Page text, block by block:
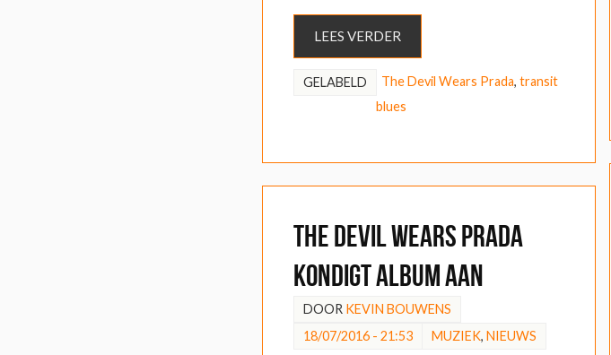
LEES VERDER
GELABELD The Devil Wears Prada, transit
blues
The Devil Wears Prada
kondigt album aan
DOOR KEVIN BOUWENS
18/07/2016 - 21:53
MUZIEK, NIEUWS